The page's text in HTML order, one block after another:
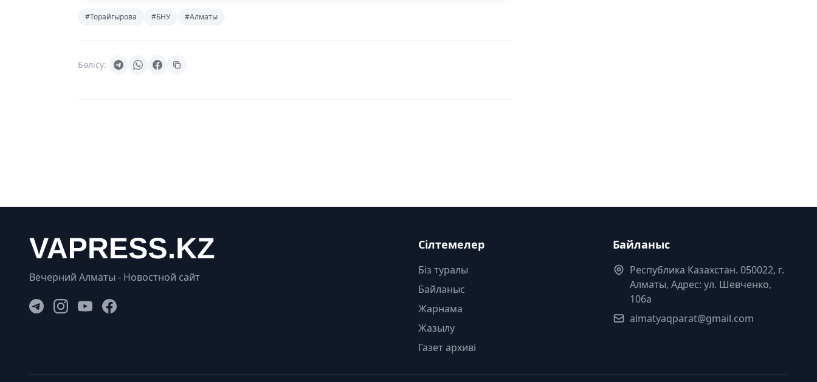
#Торайгырова #БНУ #Алматы
Бөлісу:
Вечерний Алматы - Новостной сайт
Сілтемелер
Біз туралы
Байланыс
Жарнама
Жазылу
Газет архиві
Байланыс
Республика Казахстан. 050022, г.
Алматы, Адрес: ул. Шевченко,
106а
almatyaqparat@gmail.com